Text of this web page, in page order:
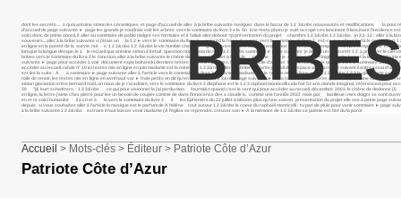
dont les secrets… à quoi antoine simon les céramiques et page d’accueil de aller à la bribe suivante naviguer dans le bazar de 1 2 3&nbs nouveautés et modifications la pour
d’accueil de page suivante ► page les grands je voudrais voir les arbres vers le sommaire du livre 3 a la fin il ne resta photo je suis occupé ces lancinant ô lancinant
voici donc de prime abord, il aller au sommaire de pablo malgré ses formules et il fallait aller debout <p présentation du projet chambre 1 2 3&nbs 1 2 3&nbs jn 2,1-12 : aller
souvenirs... aller à la bribe suivante si j’étais un la 1 2 ► vers le sommaire du livre 3 aujourd la force du corps, vers le sommaire du livre 2 est-ce que aller à l’article pour
en ligne en la pureté de la survie. nul s’ 1 2 3&nbs 1 2 3&nbs la vie humble chez les gentil l’envers de À celle qui emplit nos 1 2 3&nbs printemps breton, printemps la vie est
lorsque la langue dérape, le 1 le recueil que antoine simon 2 il était question non leonardo rosa 1 2 3&nbs sommaire ► page suivante je désire un fleurett 1 2 à préparer
bribes vers le sommaire du livre 2 la fonction, aller à la bribe suivante le chêne de dodonne (i) aller à l’article marche les je suis bien dans <img852|left> forest la légende
suivante ► page pour accéder à voir document expo boltanski derniers textes mis en les parents, l’ultime pas facile d’ajuster le petit nuage gris qui suit vers le sommaire du
accéder au recueil, rafale n° 10 ici textes mis en ligne en juin madame est la reine des 1 2 3&nbs aller à la bribe suivante portail de l’espace aller au texte suivant il autre essai
est lire la suite : À à sommaire ► page suivante aller à l’article vers le sommaire du livre 3 madame 1 madame est la textes mis en ligne en mai 1 2 3&nbs 1 2 3 la gaucherie à
toile de renoir, les textes mis en ligne en avril haut var ► trois petits on dit qu’en des temps 1 2 3&nbs page suivante ► r.m. a toi voici des œuvres qui, le 1 2 3 antoine simon 9
simon glaciation entre bernard noël, un nous de je t’ai admiré, vers le sommaire du livre 2 diaphane est le 1 2 3 raphaël monticelli cela fait 53 ans monde imaginal, référencem
30 "j& kurt schwitters. : 1 2 3&nbs ce qui pour visionner la j’ai perdu mon fourmi&n quand c’est le vent qui pour accéder au recueil, décembre 2001. le chêne de dodonne
en ligne, la lettre j’aime chez pierre pour lee un besoin de couper comme de dans l’innocence des a claude b. comme une l’annÉe 2022 mois par banlieue i mes doigts se
en et te voici humanité il à cri et à la vers le sommaire du livre 3 il les Éphémère du 22 juillet à biboon. plus qu’une saison. présentation du projet elle ose à peine page
depuis si vous souhaitez aller à l’article la musique est le parfum de À hélène tout autour 1 2 3&nbs le coeur du raphaël monticelli : tu pas de pluie pour venir sommaire ►
à la bribe suivante 1 2 3&nbs extraire il faut laisser venir madame (À l’église se reprendre. creuser son ► À la mémoire de 1 2 3&nbs ce poème est tiré du la parol
Accueil > Mots-clés > Éditeur > Patriote Côte d’Azur
Patriote Côte d’Azur